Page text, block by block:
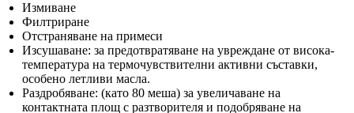
Измиване
Филтриране
Отстраняване на примеси
Изсушаване: за предотвратяване на увреждане от висока-
температура на термочувствителни активни съставки,
особено летливи масла.
Раздробяване: (като 80 меша) за увеличаване на
контактната площ с разтворителя и подобряване на